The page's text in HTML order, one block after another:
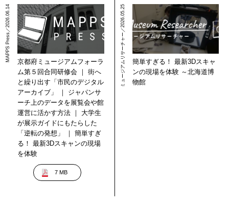
MAPPS Press／2026.06.14
京都府ミュージアムフォーラ
ム第５回合同研修会 ｜ 街へ
と繰り出す「市民のデジタル
アーカイブ」 ｜ ジャパンサ
ーチ上のデータを展覧会や館
運営に活かす方法 ｜ 大学生
が展示ガイドにもたらした
「逆転の発想」 ｜ 簡単すぎ
る！ 最新3Dスキャンの現場
を体験
7 MB
ミュージアムリサーチャー／2026.05.25
簡単すぎる！ 最新3Dスキャ
ンの現場を体験 ～北海道博
物館